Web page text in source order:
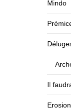
Mindo
Il
Erosion